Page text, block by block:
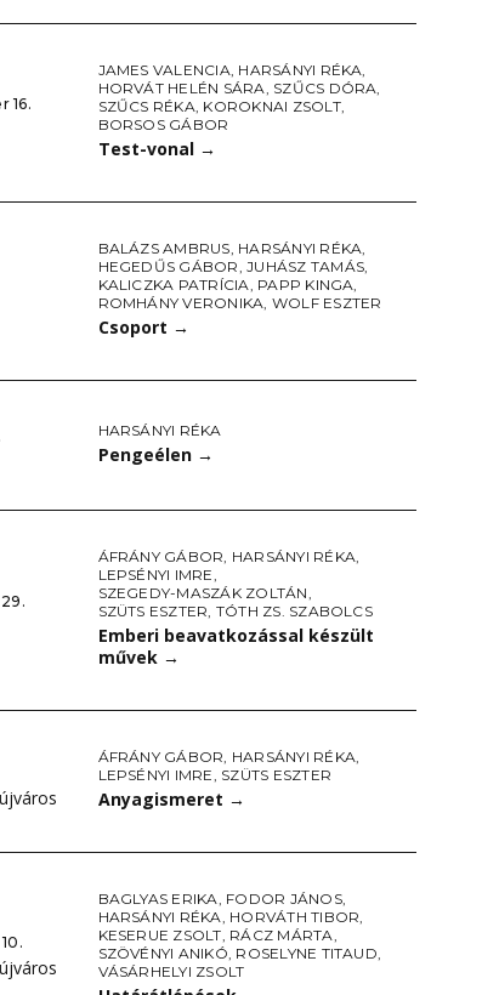
16.
JAMES VALENCIA, HARSÁNYI RÉKA,
HORVÁT HELÉN SÁRA, SZŰCS DÓRA,
SZŰCS RÉKA, KOROKNAI ZSOLT,
BORSOS GÁBOR
Test-vonal →
BALÁZS AMBRUS, HARSÁNYI RÉKA,
HEGEDŰS GÁBOR,JUHÁSZ TAMÁS,
KALICZKA PATRÍCIA, PAPP KINGA,
ROMHÁNY VERONIKA, WOLF ESZTER
Csoport →
HARSÁNYI RÉKA
Pengeélen →
ÁFRÁNY GÁBOR, HARSÁNYI RÉKA,
LEPSÉNYI IMRE,
SZEGEDY-MASZÁK ZOLTÁN,
SZÜTS ESZTER, TÓTH ZS. SZABOLCS
Emberi beavatkozással készült
művek →
ÁFRÁNY GÁBOR, HARSÁNYI RÉKA,
LEPSÉNYI IMRE, SZÜTS ESZTER
Anyagismeret →
BAGLYAS ERIKA, FODOR JÁNOS,
HARSÁNYI RÉKA, HORVÁTH TIBOR,
KESERUE ZSOLT, RÁCZ MÁRTA,
SZÖVÉNYI ANIKÓ, ROSELYNE TITAUD,
VÁSÁRHELYI ZSOLT